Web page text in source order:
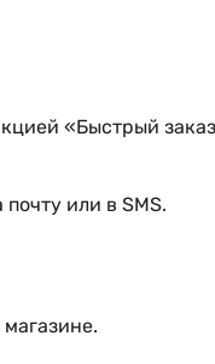
«Быстрый
или в SMS.